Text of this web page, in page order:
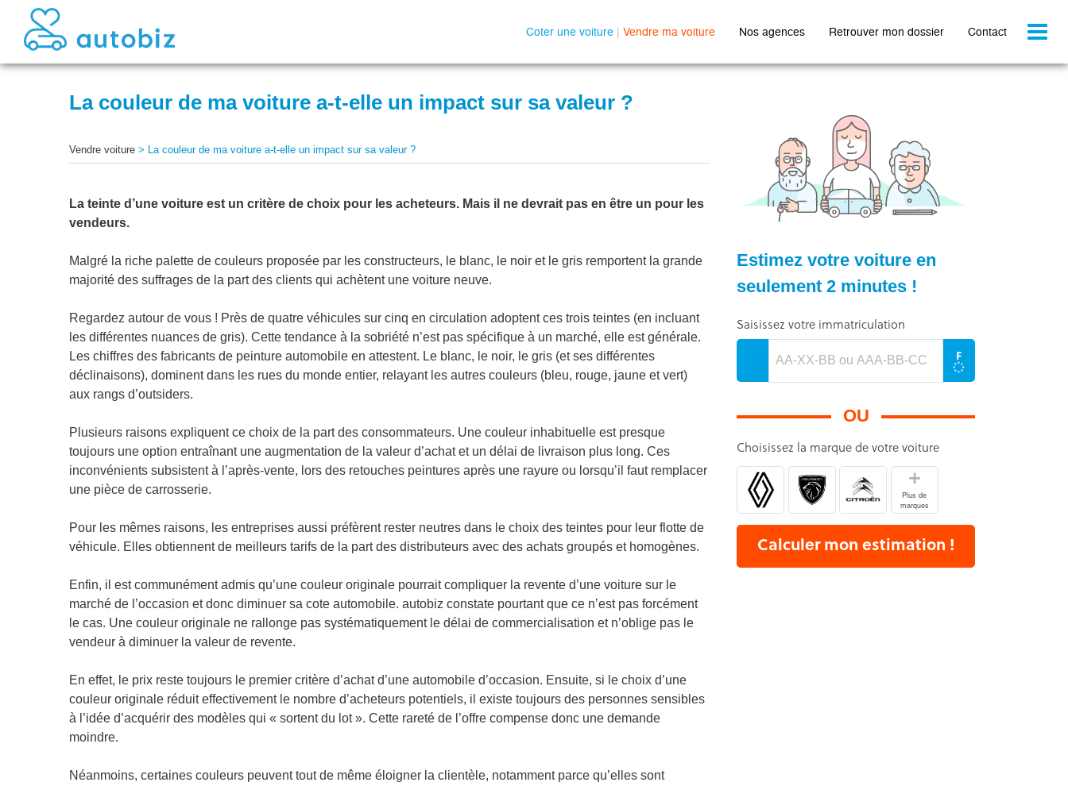
Coter une voiture | Vendre ma voiture Nos agences Retrouver mon dossier Contact
La couleur de ma voiture a-t-elle un impact sur sa valeur ?
Vendre voiture > La couleur de ma voiture a-t-elle un impact sur sa valeur ?
La teinte d’une voiture est un critère de choix pour les acheteurs. Mais il ne devrait pas en être un pour les
vendeurs.
Malgré la riche palette de couleurs proposée par les constructeurs, le blanc, le noir et le gris remportent la grande
majorité des suffrages de la part des clients qui achètent une voiture neuve.
Regardez autour de vous ! Près de quatre véhicules sur cinq en circulation adoptent ces trois teintes (en incluant
les différentes nuances de gris). Cette tendance à la sobriété n’est pas spécifique à un marché, elle est générale.
Les chiffres des fabricants de peinture automobile en attestent. Le blanc, le noir, le gris (et ses différentes
déclinaisons), dominent dans les rues du monde entier, relayant les autres couleurs (bleu, rouge, jaune et vert)
aux rangs d’outsiders.
Plusieurs raisons expliquent ce choix de la part des consommateurs. Une couleur inhabituelle est presque
toujours une option entraînant une augmentation de la valeur d’achat et un délai de livraison plus long. Ces
inconvénients subsistent à l’après-vente, lors des retouches peintures après une rayure ou lorsqu’il faut remplacer
une pièce de carrosserie.
Pour les mêmes raisons, les entreprises aussi préfèrent rester neutres dans le choix des teintes pour leur flotte de
véhicule. Elles obtiennent de meilleurs tarifs de la part des distributeurs avec des achats groupés et homogènes.
Enfin, il est communément admis qu’une couleur originale pourrait compliquer la revente d’une voiture sur le
marché de l’occasion et donc diminuer sa cote automobile. autobiz constate pourtant que ce n’est pas forcément
le cas. Une couleur originale ne rallonge pas systématiquement le délai de commercialisation et n’oblige pas le
vendeur à diminuer la valeur de revente.
En effet, le prix reste toujours le premier critère d’achat d’une automobile d’occasion. Ensuite, si le choix d’une
couleur originale réduit effectivement le nombre d’acheteurs potentiels, il existe toujours des personnes sensibles
à l’idée d’acquérir des modèles qui « sortent du lot ». Cette rareté de l’offre compense donc une demande
moindre.
Néanmoins, certaines couleurs peuvent tout de même éloigner la clientèle, notamment parce qu’elles sont
Estimez votre voiture en
seulement 2 minutes !
Saisissez votre immatriculation
OU
Choisissez la marque de votre voiture
+
Plus de
marques
Calculer mon estimation !